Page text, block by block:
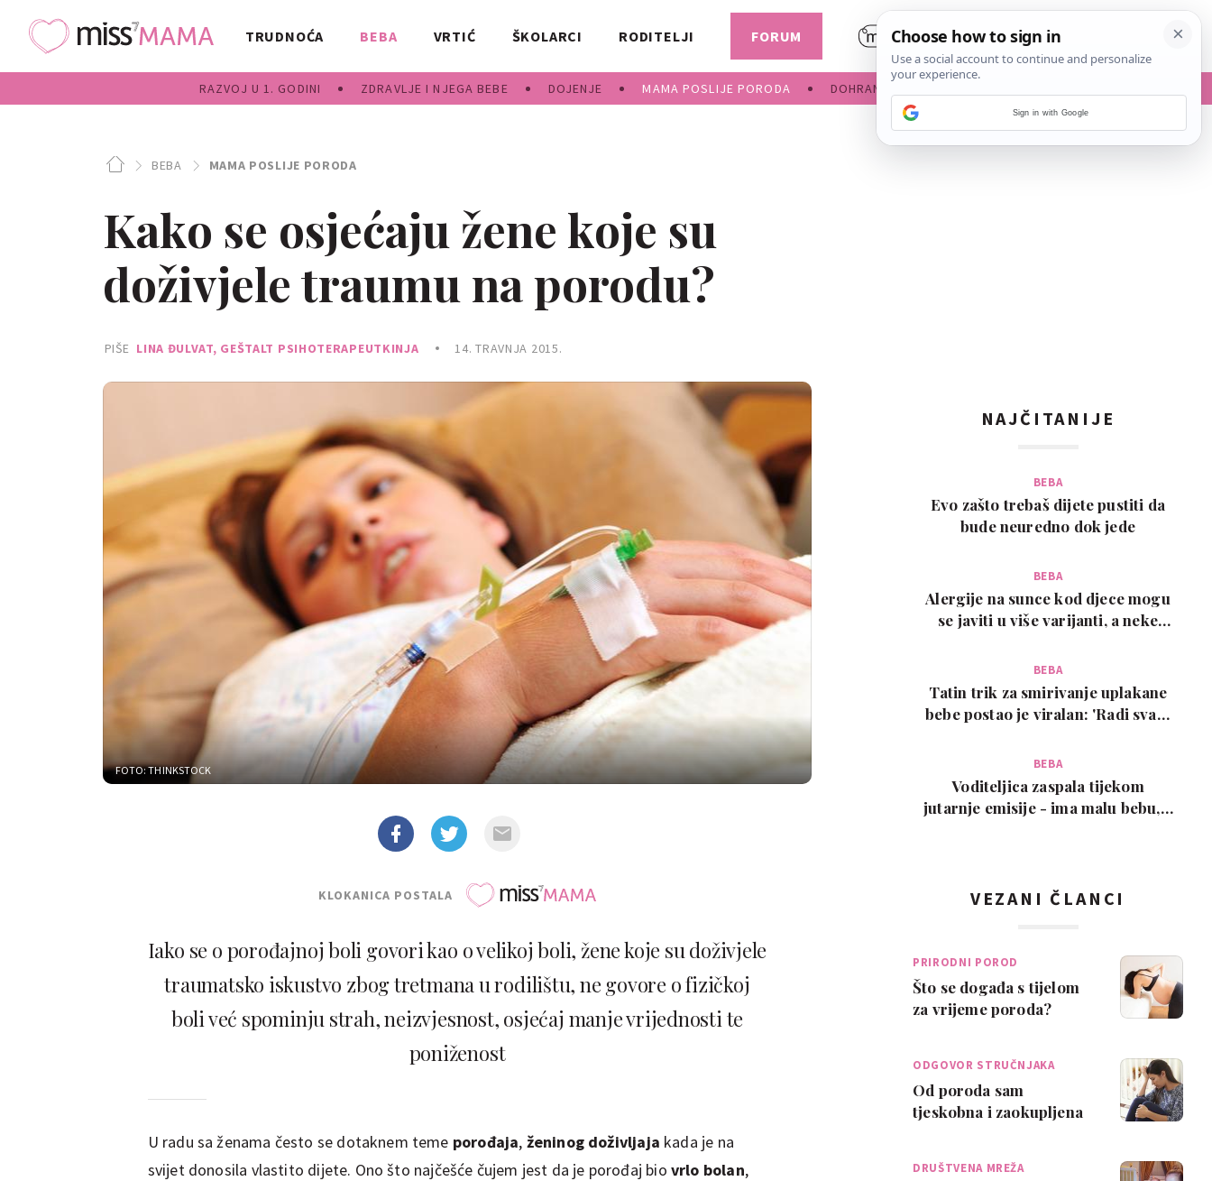
TRUDNOĆA BEBA
RAZVOJ U 1. GODINI ZDRAVLJE I NJEGA BEBE DOJENJE MAMA POSLIJE PORODA DOHRANA
VRTIĆ ŠKOLARCI RODITELJI FORUM
BEBA MAMA POSLIJE PORODA
Kako se osjećaju žene koje su
doživjele traumu na porodu?
PIŠE LINA ĐULVAT, GEŠTALT PSIHOTERAPEUTKINJA 14. TRAVNJA 2015.
FOTO: THINKSTOCK
KLOKANICA POSTALA
Iako se o porođajnoj boli govori kao o velikoj boli, žene koje su doživjele
traumatsko iskustvo zbog tretmana u rodilištu, ne govore o fizičkoj
boli već spominju strah, neizvjesnost, osjećaj manje vrijednosti te
poniženost
U radu sa ženama često se dotaknem teme porođaja, ženinog doživljaja kada je na
svijet donosila vlastito dijete. Ono što najčešće čujem jest da je porođaj bio vrlo bolan,
NAJČITANIJE
BEBA
Evo zašto trebaš dijete pustiti da
bude neuredno dok jede
BEBA
Alergije na sunce kod djece mogu
se javiti u više varijanti, a neke
BEBA
Tatin trik za smirivanje uplakane
bebe postao je viralan: 'Radi svaki
BEBA
Voditeljica zaspala tijekom
jutarnje emisije - ima malu bebu, a
VEZANI ČLANCI
PRIRODNI POROD
Što se događa s tijelom
za vrijeme poroda?
ODGOVOR STRUČNJAKA
Od poroda sam
tjeskobna i zaokupljena
DRUŠTVENA MREŽA
Sign in with Google